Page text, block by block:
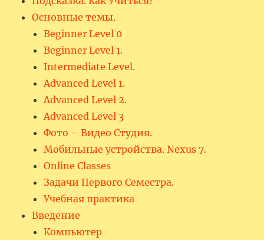
Основные темы.
Beginner Level 0
Beginner Level 1.
Intermediate Level.
Advanced Level 1.
Advanced Level 2.
Advanced Level 3
Фото – Видео Студия.
Мобильные устройства. Nexus 7.
Online Classes
Задачи Первого Семестра.
Учебная практика
Введение
Компьютер